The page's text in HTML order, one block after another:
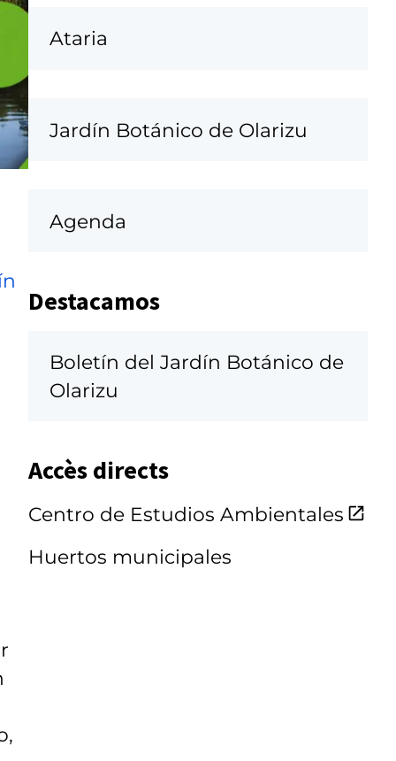
Ataria
Jardín Botánico de Olarizu
Agenda
Destacamos
Boletín del Jardín Botánico de
Olarizu
Accès directs
Centro de Estudios Ambientales
Huertos municipales